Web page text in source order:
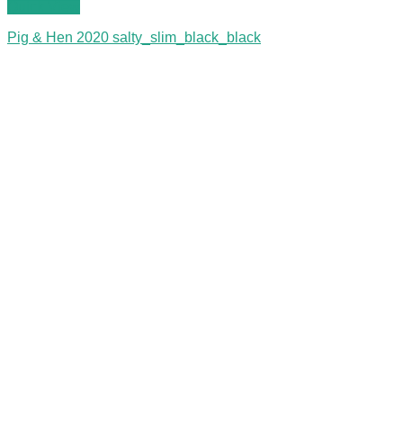
Pig & Hen 2020 salty_slim_black_black